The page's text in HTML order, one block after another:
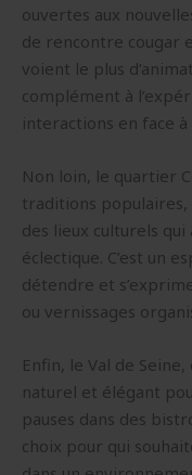
ouvertes aux
de rencontre cougar
voient le plus
complément à
interactions en face
Non loin, le quartier
traditions populaires,
des lieux culturels
éclectique. C’est un
détendre et
ou vernissages
Enfin, le Val de
naturel et élégant
pauses dans des
choix pour qui